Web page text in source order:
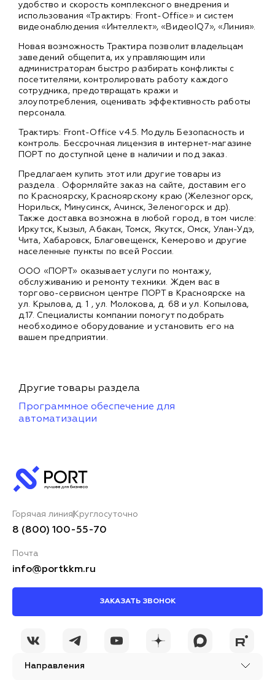
удобство и скорость комплексного внедрения и
использования «Трактиръ: Front-Office» и систем
видеонаблюдения «Интеллект», «ВидеоIQ7», «Линия».
Новая возможность Трактира позволит владельцам
заведений общепита, их управляющим или
администраторам быстро разбирать конфликты с
посетителями, контролировать работу каждого
сотрудника, предотвращать кражи и
злоупотребления, оценивать эффективность работы
персонала.
Трактиръ: Front-Office v4.5. Модуль Безопасность и
контроль. Бессрочная лицензия в интернет-магазине
ПОРТ по доступной цене в наличии и под заказ.
Предлагаем купить этот или другие товары из
раздела . Оформляйте заказ на сайте, доставим его
по Красноярску, Красноярскому краю (Железногорск,
Норильск, Минусинск, Ачинск, Зеленогорск и др).
Также доставка возможна в любой город, в том числе:
Иркутск, Кызыл, Абакан, Томск, Якутск, Омск, Улан-Удэ,
Чита, Хабаровск, Благовещенск, Кемерово и другие
населенные пункты по всей России.
ООО «ПОРТ» оказывает услуги по монтажу,
обслуживанию и ремонту техники. Ждем вас в
торгово-сервисном центре ПОРТ в Красноярске на
ул. Крылова, д. 1 , ул. Молокова, д. 68 и ул. Копылова,
д.17. Специалисты компании помогут подобрать
необходимое оборудование и установить его на
вашем предприятии.
Другие товары раздела
Программное обеспечение для
автоматизации
Направления
Горячая линия Круглосуточно
8 (800) 100-55-70
Почта
info@portkkm.ru
ЗАКАЗАТЬ ЗВОНОК